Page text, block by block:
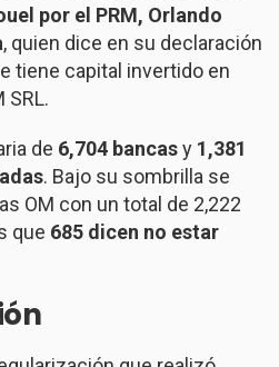
por el PRM, Orlando
, quien dice en su declaración
tiene capital invertido en
SRL.
de 6,704 bancasy 1,381
. Bajo su sombrilla se
OM con un total de 2,222
que 685 dicen no estar